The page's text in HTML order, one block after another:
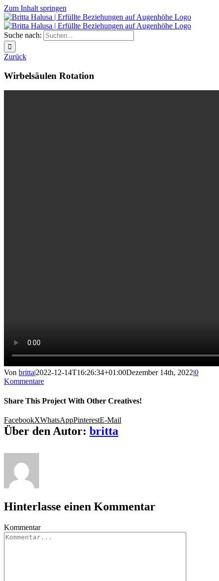
Zum Inhalt springen
Suche nach:
Zurück
Wirbelsäulen Rotation
Von britta|2022-12-14T16:26:34+01:00Dezember 14th, 2022|0
Kommentare
Share This Project With Other Creatives!
FacebookXWhatsAppPinterestE-Mail
Über den Autor: britta
Hinterlasse einen Kommentar
Kommentar